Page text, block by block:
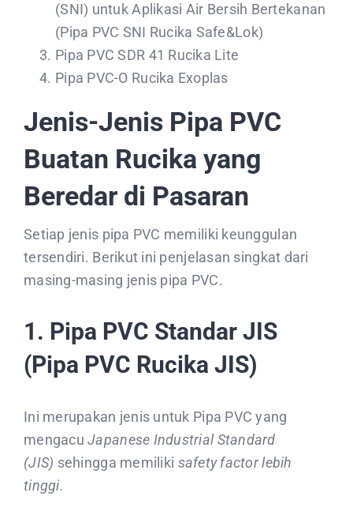
(SNI) untuk Aplikasi Air Bersih Bertekanan
(Pipa PVC SNI Rucika Safe&Lok)
Pipa PVC SDR 41 Rucika Lite
Pipa PVC-O Rucika Exoplas
Jenis-Jenis Pipa PVC
Buatan Rucika yang
Beredar di Pasaran
Setiap jenis pipa PVC memiliki keunggulan
tersendiri. Berikut ini penjelasan singkat dari
masing-masing jenis pipa PVC.
1. Pipa PVC Standar JIS
(Pipa PVC Rucika JIS)
Ini merupakan jenis untuk Pipa PVC yang
mengacuJapanese Industrial Standard
(JIS) sehingga memiliki safety factor lebih
tinggi.